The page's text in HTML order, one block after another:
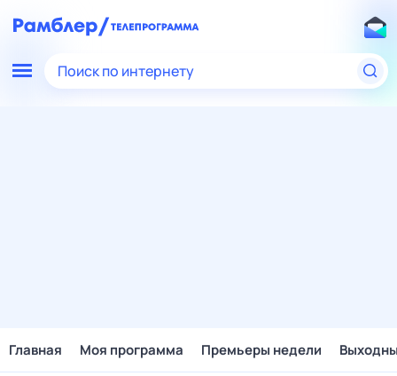
Поиск по интернету
Главная Моя программа Премьеры недели